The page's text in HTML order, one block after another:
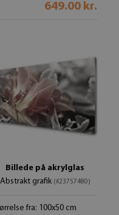
649.00 kr.
Billede på akrylglas
Abstrakt grafik (#23757480)
fra: 100x50 cm